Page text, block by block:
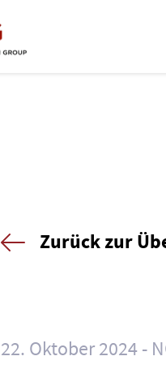
Zurück zur
22. Oktober 2024